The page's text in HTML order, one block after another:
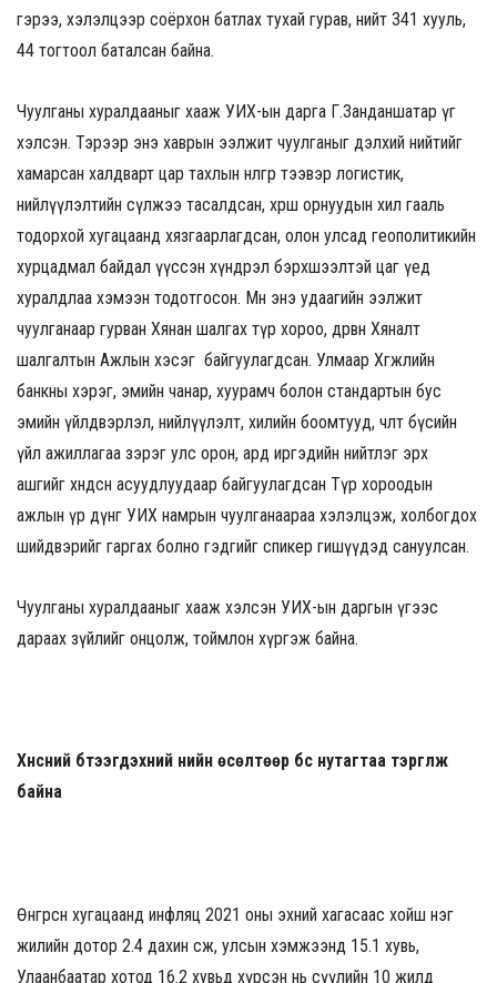
гэрээ, хэлэлцээр соёрхон батлах тухай гурав, нийт 341 хууль,
44 тогтоол баталсан байна.
Чуулганы хуралдааныг хааж УИХ-ын дарга Г.Занданшатар үг
хэлсэн. Тэрээр энэ хаврын ээлжит чуулганыг дэлхий нийтийг
хамарсан халдварт цар тахлын нөлөөгөөр тээвэр логистик,
нийлүүлэлтийн сүлжээ тасалдсан, хөрш орнуудын хил гааль
тодорхой хугацаанд хязгаарлагдсан, олон улсад геополитикийн
хурцадмал байдал үүссэн хүндрэл бэрхшээлтэй цаг үед
хуралдлаа хэмээн тодотгосон. Мөн энэ удаагийн ээлжит
чуулганаар гурван Хянан шалгах түр хороо, дөрвөн Хяналт
шалгалтын Ажлын хэсэг байгуулагдсан. Улмаар Хөгжлийн
банкны хэрэг, эмийн чанар, хуурамч болон стандартын бус
эмийн үйлдвэрлэл, нийлүүлэлт, хилийн боомтууд, чөлөөт бүсийн
үйл ажиллагаа зэрэг улс орон, ард иргэдийн нийтлэг эрх
ашгийг хөндсөн асуудлуудаар байгуулагдсан Түр хороодын
ажлын үр дүнг УИХ намрын чуулганаараа хэлэлцэж, холбогдох
шийдвэрийг гаргах болно гэдгийг спикер гишүүдэд сануулсан.
Чуулганы хуралдааныг хааж хэлсэн УИХ-ын даргын үгээс
дараах зүйлийг онцолж, тоймлон хүргэж байна.
Хүнсний бүтээгдэхүүний үнийн өсөлтөөр бүс нутагтаа тэргүүлж
байна
Өнгөрсөн хугацаанд инфляц 2021 оны эхний хагасаас хойш нэг
жилийн дотор 2.4 дахин өсөж, улсын хэмжээнд 15.1 хувь,
Улаанбаатар хотод 16.2 хувьд хүрсэн нь сүүлийн 10 жилд